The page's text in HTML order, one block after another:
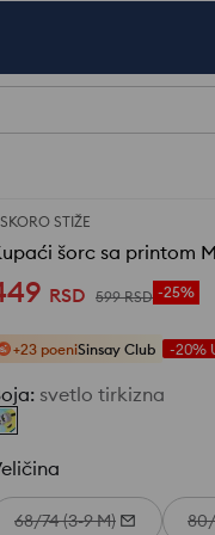
STIŽE
šorc sa printom
RSD 599 RSD -25%
+23 poeniSinsay Club -20%
: svetlo tirkizna
68/74 (3-9 M) 80/